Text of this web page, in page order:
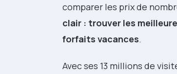
comparer les prix de
clair : trouver les
forfaits vacances.
Avec ses 13 millions de